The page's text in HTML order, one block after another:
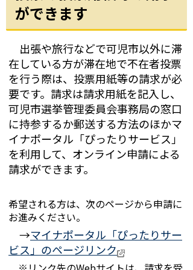
ができます
出張や旅行などで可児市以外に滞
在している方が滞在地で不在者投票
を行う際は、投票用紙等の請求が必
要です。請求は請求用紙を記入し、
可児市選挙管理委員会事務局の窓口
に持参するか郵送する方法のほかマ
イナポータル「ぴったりサービス」
を利用して、オンライン申請による
請求ができます。
希望される方は、次のページから申請に
お進みください。
→マイナポータル「ぴったりサー
ビス」のページリンク